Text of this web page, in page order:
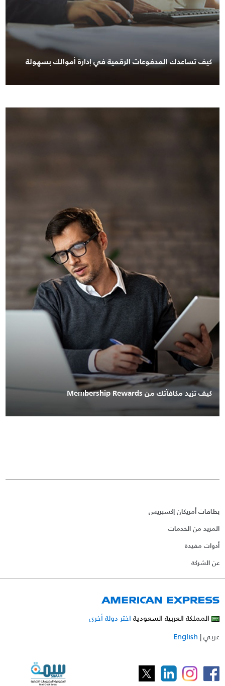
كيف تساعدك المدفوعات الرقمية في إدارة أموالك بسهولة
كيف تزيد مكافآتك من Membership Rewards
بطاقات أمريكان إكسبريس
المزيد من الخدمات
أدوات مفيدة
عن الشركة
المملكة العربية السعودية اختر دولة أخرى
عربي|
English